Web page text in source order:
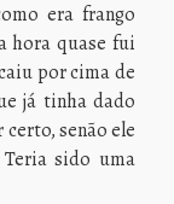
era frango
hora quase fui
por cima de
já tinha dado
senão ele
sido uma